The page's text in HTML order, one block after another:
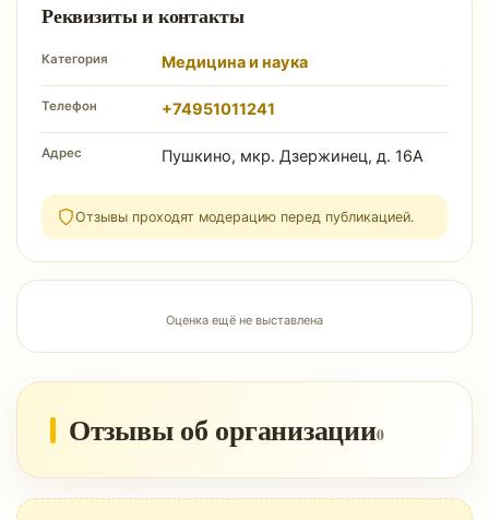
Реквизиты и контакты
Категория Медицина и наука
Телефон +74951011241
Адрес Пушкино, мкр. Дзержинец, д. 16А
Отзывы проходят модерацию перед публикацией.
Оценка ещё не выставлена
Отзывы об организации0